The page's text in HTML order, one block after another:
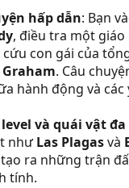
hấp dẫn: Bạn
, điều tra một
cứu con gái của
. Câu
hành động và các
level và quái vật
nhưLas Plagasvà
ra những trận
tính.